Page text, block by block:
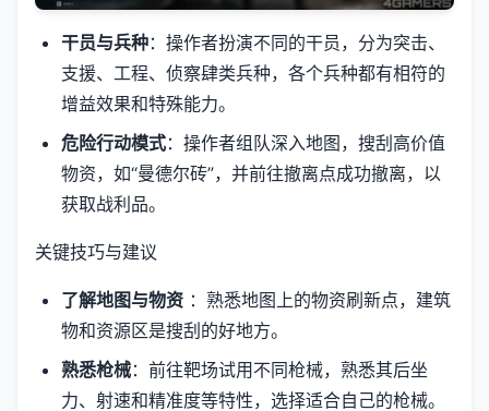
干员与兵种：操作者扮演不同的干员，分为突击、
支援、工程、侦察肆类兵种，各个兵种都有相符的
增益效果和特殊能力。
危险行动模式：操作者组队深入地图，搜刮高价值
物资，如“曼德尔砖”，并前往撤离点成功撤离，以
获取战利品。
关键技巧与建议
了解地图与物资 ：熟悉地图上的物资刷新点，建筑
物和资源区是搜刮的好地方。
熟悉枪械：前往靶场试用不同枪械，熟悉其后坐
力、射速和精准度等特性，选择适合自己的枪械。